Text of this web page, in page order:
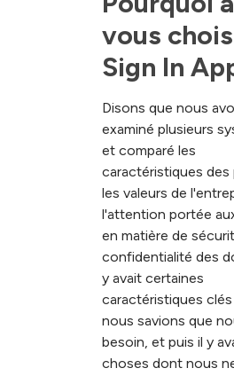
vous
Sign In
Disons que nous
examiné plusieurs
et comparé les
caractéristiques des
les valeurs de
l'attention portée
en matière de
confidentialité des
y avait certaines
caractéristiques
nous savions que
besoin, et puis il y
choses dont nous